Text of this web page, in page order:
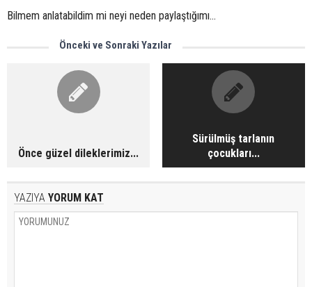
Bilmem anlatabildim mi neyi neden paylaştığımı...
Önceki ve Sonraki Yazılar
Önce güzel dileklerimiz...
Sürülmüş tarlanın
çocukları...
YAZIYA YORUM KAT